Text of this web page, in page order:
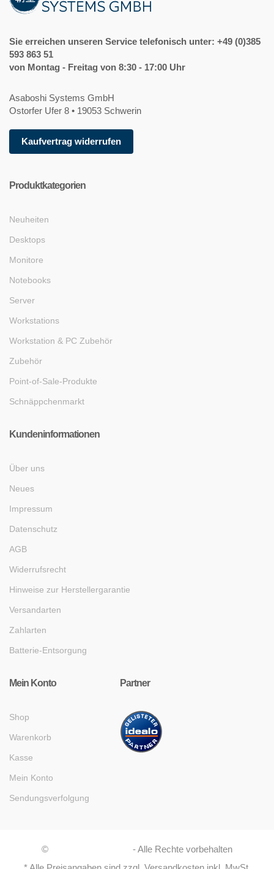
Sie erreichen unseren Service telefonisch unter: +49 (0)385
593 863 51
von Montag - Freitag von 8:30 - 17:00 Uhr
Asaboshi Systems GmbH
Ostorfer Ufer 8 • 19053 Schwerin
Kaufvertrag widerrufen
Produktkategorien
Neuheiten
Desktops
Monitore
Notebooks
Server
Workstations
Workstation & PC Zubehör
Zubehör
Point-of-Sale-Produkte
Schnäppchenmarkt
Kundeninformationen
Über uns
Neues
Impressum
Datenschutz
AGB
Widerrufsrecht
Hinweise zur Herstellergarantie
Versandarten
Zahlarten
Batterie-Entsorgung
Mein Konto
Shop
Warenkorb
Kasse
Mein Konto
Sendungsverfolgung
Partner
©
- Alle Rechte vorbehalten